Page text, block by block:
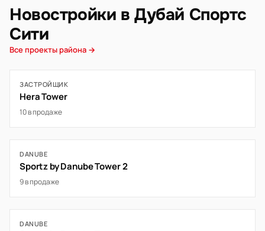
Новостройки в Дубай Спортс
Сити
Все проекты района →
ЗАСТРОЙЩИК
Hera Tower
10 в продаже
DANUBE
Sportz by Danube Tower 2
9 в продаже
DANUBE